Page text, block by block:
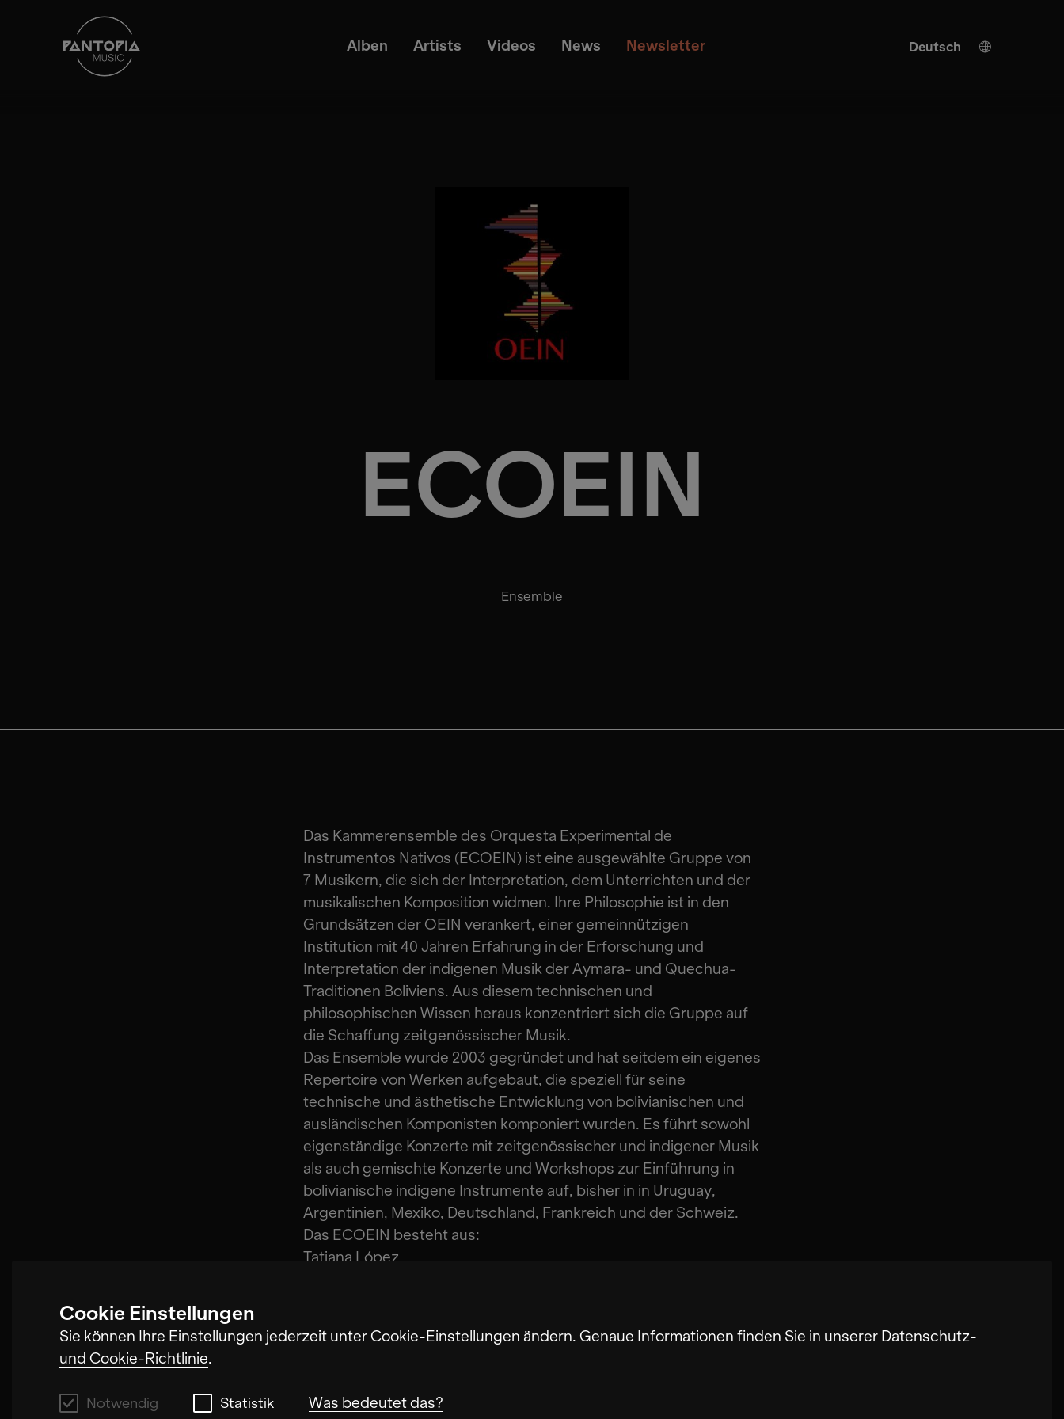
Alben Artists Videos News Newsletter
Deutsch
Cookie Einstellungen
Sie können Ihre Einstellungen jederzeit unter Cookie-Einstellungen ändern. Genaue Informationen finden Sie in unserer Datenschutz-
und Cookie-Richtlinie.
Notwendig Statistik Was bedeutet das?
ECOEIN
Ensemble
Das Kammerensemble des Orquesta Experimental de
Instrumentos Nativos (ECOEIN) ist eine ausgewählte Gruppe von
7 Musikern, die sich der Interpretation, dem Unterrichten und der
musikalischen Komposition widmen. Ihre Philosophie ist in den
Grundsätzen der OEIN verankert, einer gemeinnützigen
Institution mit 40 Jahren Erfahrung in der Erforschung und
Interpretation der indigenen Musik der Aymara- und Quechua-
Traditionen Boliviens. Aus diesem technischen und
philosophischen Wissen heraus konzentriert sich die Gruppe auf
die Schaffung zeitgenössischer Musik.
Das Ensemble wurde 2003 gegründet und hat seitdem ein eigenes
Repertoire von Werken aufgebaut, die speziell für seine
technische und ästhetische Entwicklung von bolivianischen und
ausländischen Komponisten komponiert wurden. Es führt sowohl
eigenständige Konzerte mit zeitgenössischer und indigener Musik
als auch gemischte Konzerte und Workshops zur Einführung in
bolivianische indigene Instrumente auf, bisher in in Uruguay,
Argentinien, Mexiko, Deutschland, Frankreich und der Schweiz.
Das ECOEIN besteht aus:
Tatiana López
Alvaro Cabrera